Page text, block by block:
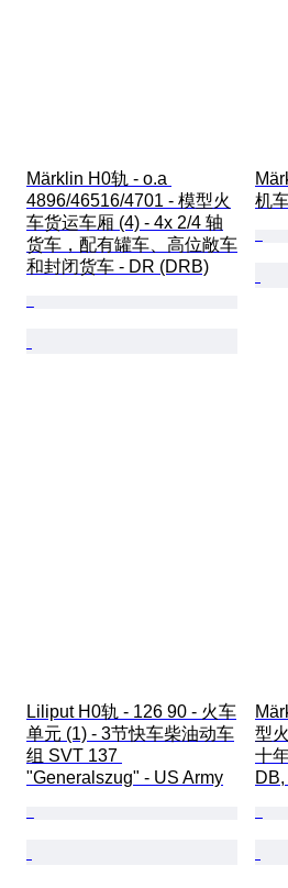
Märklin H0轨 - o.a
4896/46516/4701 - 模型火
车货运车厢 (4) - 4x 2/4 轴
货车，配有罐车、高位敞车
和封闭货车 - DR (DRB)
机
Liliput H0轨 - 126 90 - 火车
单元 (1) - 3节快车柴油动车
组 SVT 137
"Generalszug" - US Army
型
十